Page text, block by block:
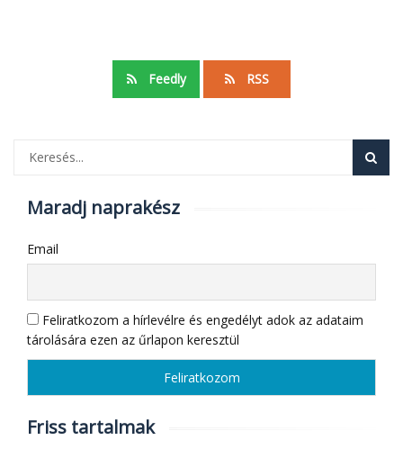
Feedly RSS
Maradj naprakész
Email
Feliratkozom a hírlevélre és engedélyt adok az adataim
tárolására ezen az űrlapon keresztül
Friss tartalmak